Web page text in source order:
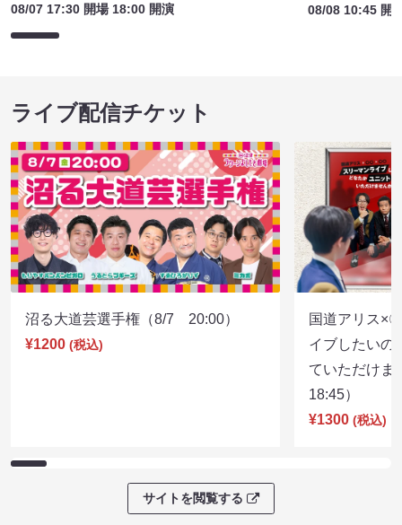
08/07 17:30 開場 18:00 開演
08/08 10:45 開
ライブ配信チケット
沼る大道芸選手権（8/7 20:00）
¥1200 (税込)
国道アリス×
イブしたいの
ていただけ
18:45）
¥1300 (税込)
サイトを閲覧する